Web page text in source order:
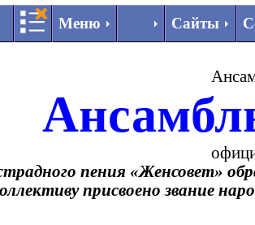
◄ ►
Меню Сайты
пения «Женсовет»
присвоено звание